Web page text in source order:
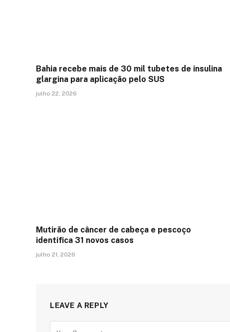
Bahia recebe mais de 30 mil tubetes de insulina
glargina para aplicação pelo SUS
julho 22, 2026
Mutirão de câncer de cabeça e pescoço
identifica 31 novos casos
julho 21, 2026
LEAVE A REPLY